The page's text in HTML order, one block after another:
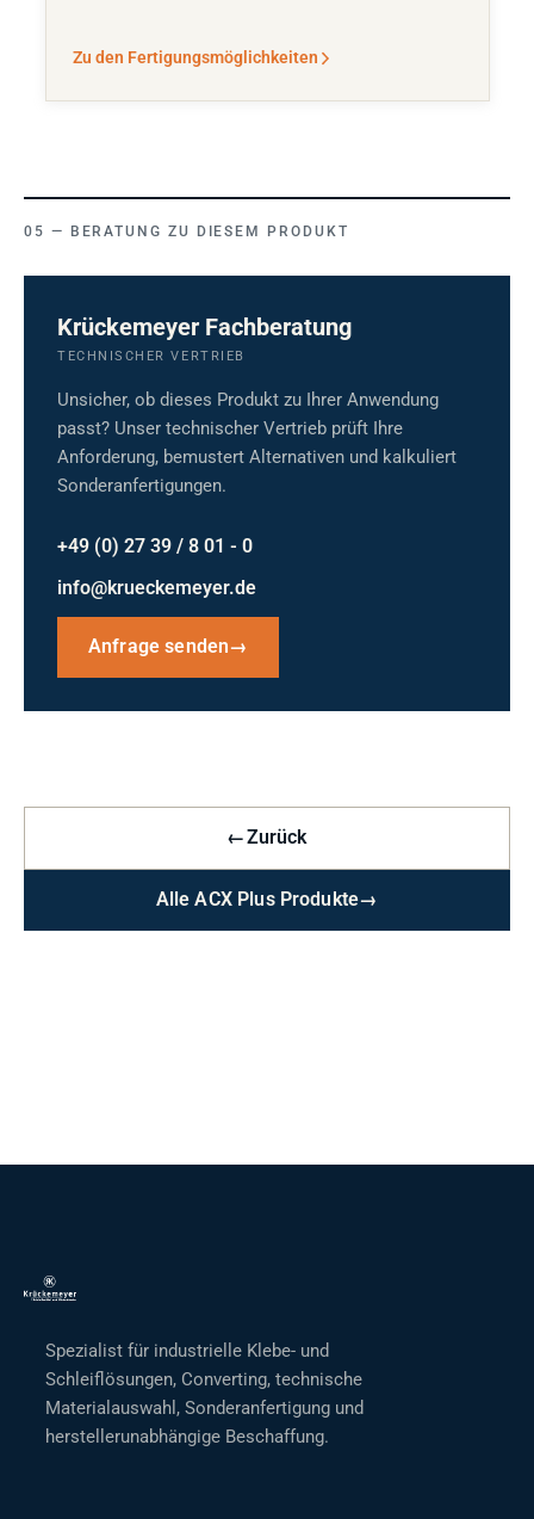
Zu den Fertigungsmöglichkeiten
BERATUNG ZU DIESEM PRODUKT
Krückemeyer Fachberatung
TECHNISCHER VERTRIEB
Unsicher, ob dieses Produkt zu Ihrer Anwendung
passt? Unser technischer Vertrieb prüft Ihre
Anforderung, bemustert Alternativen und kalkuliert
Sonderanfertigungen.
+49 (0) 27 39 / 8 01 - 0
info@krueckemeyer.de
Anfrage senden→
←Zurück
Alle ACX Plus Produkte→
Spezialist für industrielle Klebe- und
Schleiflösungen, Converting, technische
Materialauswahl, Sonderanfertigung und
herstellerunabhängige Beschaffung.